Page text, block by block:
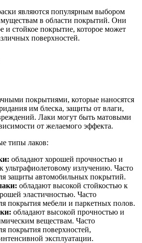
являются популярным выбором
в области покрытий. Они
и стойкое покрытие, которое может
поверхностей.
покрытиями, которые наносятся
им блеска, защиты от влаги,
Лаки могут быть матовыми
от желаемого эффекта.
типы лаков:
обладают хорошей прочностью и
ультрафиолетовому излучению. Часто
защиты автомобильных покрытий.
обладают высокой стойкостью к
эластичностью. Часто
покрытия мебели и паркетных полов.
обладают высокой прочностью и
веществам. Часто
покрытия поверхностей,
эксплуатации.